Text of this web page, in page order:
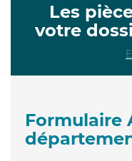
Les
votre
Formulaire